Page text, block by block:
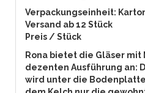
Verpackungseinheit:
Versand ab 12 Stück
Preis / Stück
Rona bietet die Gläser mit
dezenten Ausführung an:
wird unter die